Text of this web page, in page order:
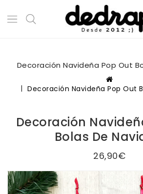
Decoración Navideña Pop Out
Decoración Navideña Pop Out
Decoración
Bolas De
26,90€